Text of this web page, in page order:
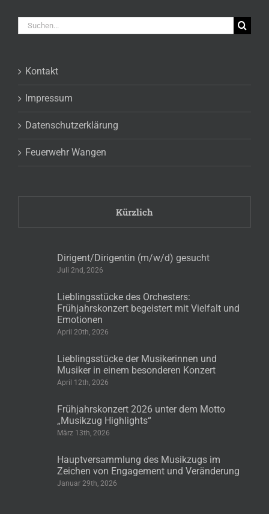
Suche
nach:
Kontakt
Impressum
Datenschutzerklärung
Feuerwehr Wangen
Kürzlich
Dirigent/Dirigentin (m/w/d) gesucht
Juli 2nd, 2026
Lieblingsstücke des Orchesters:
Frühjahrskonzert begeistert mit Vielfalt und
Emotionen
April 20th, 2026
Lieblingsstücke der Musikerinnen und
Musiker in einem besonderen Konzert
April 12th, 2026
Frühjahrskonzert 2026 unter dem Motto
„Musikzug Highlights“
März 13th, 2026
Hauptversammlung des Musikzugs im
Zeichen von Engagement und Veränderung
Januar 29th, 2026